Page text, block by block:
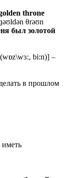
throne
θrəʊn
был золотой
bi:n)] –
в прошлом
иметь